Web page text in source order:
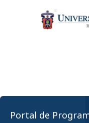
Portal de